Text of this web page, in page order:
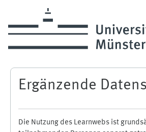
Ergänzende
Die Nutzung des Learnwebs ist